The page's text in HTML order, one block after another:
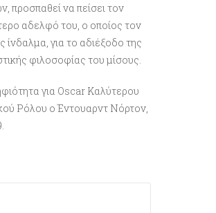
προσπαθεί να πείσει τον
αδελφό του, ο οποίος τον
ίνδαλμα, για το αδιέξοδο της
φιλοσοφίας του μίσους.
για Oscar Καλύτερου
Ρόλου o Έντουαρντ Νόρτον,